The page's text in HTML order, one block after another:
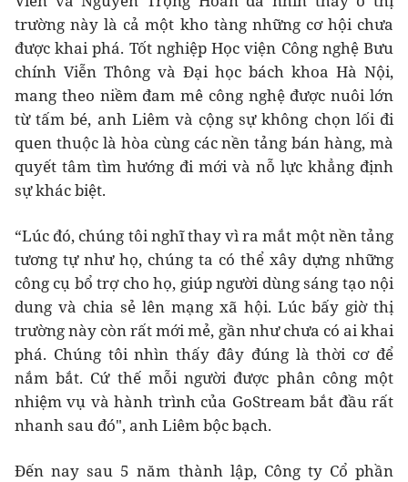
trường này là cả một kho tàng những cơ hội chưa
được khai phá. Tốt nghiệp Học viện Công nghệ Bưu
chính Viễn Thông và Đại học bách khoa Hà Nội,
mang theo niềm đam mê công nghệ được nuôi lớn
từ tấm bé, anh Liêm và cộng sự không chọn lối đi
quen thuộc là hòa cùng các nền tảng bán hàng, mà
quyết tâm tìm hướng đi mới và nỗ lực khẳng định
sự khác biệt.
“Lúc đó, chúng tôi nghĩ thay vì ra mắt một nền tảng
tương tự như họ, chúng ta có thể xây dựng những
công cụ bổ trợ cho họ, giúp người dùng sáng tạo nội
dung và chia sẻ lên mạng xã hội. Lúc bấy giờ thị
trường này còn rất mới mẻ, gần như chưa có ai khai
phá. Chúng tôi nhìn thấy đây đúng là thời cơ để
nắm bắt. Cứ thế mỗi người được phân công một
nhiệm vụ và hành trình của GoStream bắt đầu rất
nhanh sau đó", anh Liêm bộc bạch.
Đến nay sau 5 năm thành lập, Công ty Cổ phần